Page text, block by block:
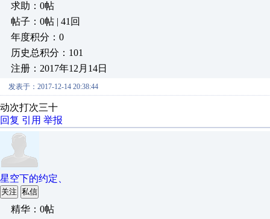
求助：0帖
帖子：0帖 | 41回
年度积分：0
历史总积分：101
注册：2017年12月14日
发表于：2017-12-14 20:38:44
动次打次三十
回复 引用 举报
星空下的约定、
关注 私信
精华：0帖